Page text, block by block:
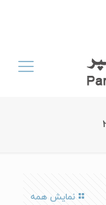
نمایش همه